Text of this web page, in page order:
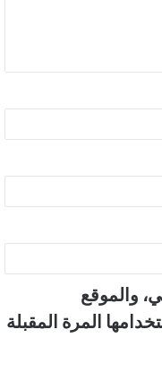
والموقع
المرة المقبلة